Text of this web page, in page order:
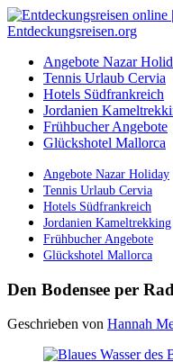
Angebote Nazar
Tennis Urlaub Cervia
Hotels Südfrankreich
Jordanien
Frühbucher Angebote
Glückshotel Mallorca
Angebote Nazar Holiday
Tennis Urlaub Cervia
Hotels Südfrankreich
Jordanien Kameltrekking
Frühbucher Angebote
Glückshotel Mallorca
Den Bodensee per
Geschrieben von Hannah